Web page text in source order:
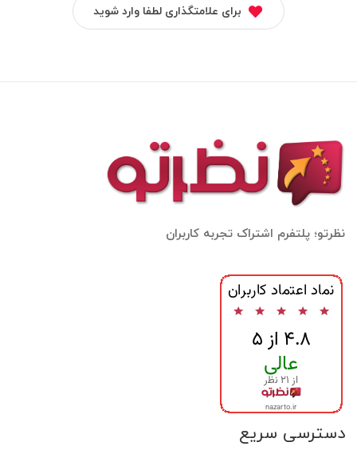
برای علامتگذاری لطفا وارد شوید
نظرتو؛ پلتفرم اشتراک تجربه کاربران
دسترسی سریع